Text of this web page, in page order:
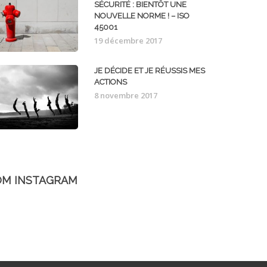
SÉCURITÉ : BIENTÔT UNE
NOUVELLE NORME ! – ISO
45001
19 décembre 2017
JE DÉCIDE ET JE RÉUSSIS MES
ACTIONS
8 novembre 2017
INSTAGRAM